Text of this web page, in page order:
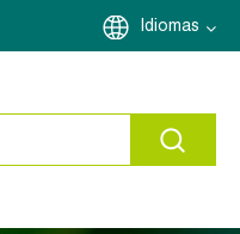
Idiomas